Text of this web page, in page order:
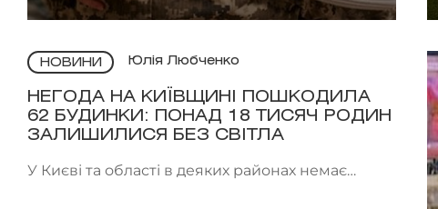
НОВИНИ Юлія Любченко
НЕГОДА НА КИЇВЩИНІ ПОШКОДИЛА
62 БУДИНКИ: ПОНАД 18 ТИСЯЧ РОДИН
ЗАЛИШИЛИСЯ БЕЗ СВІТЛА
У Києві та області в деяких районах немає